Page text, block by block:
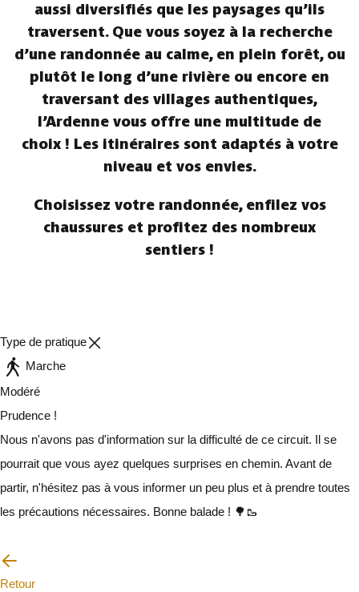
aussi diversifiés que les paysages qu’ils
traversent. Que vous soyez à la recherche
d’une randonnée au calme, en plein forêt, ou
plutôt le long d’une rivière ou encore en
traversant des villages authentiques,
l’Ardenne vous offre une multitude de
choix ! Les itinéraires sont adaptés à votre
niveau et vos envies.
Choisissez votre randonnée, enfilez vos
chaussures et profitez des nombreux
sentiers !
Type de pratique
Marche
Modéré
Prudence !
Nous n'avons pas d'information sur la difficulté de ce circuit. Il se
pourrait que vous ayez quelques surprises en chemin. Avant de
partir, n'hésitez pas à vous informer un peu plus et à prendre toutes
les précautions nécessaires. Bonne balade ! 🌳🥾
Retour